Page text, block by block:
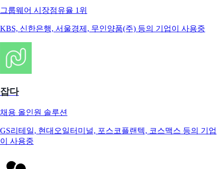
그룹웨어 시장점유율 1위
KBS, 신한은행, 서울경제, 무인양품(주) 등의 기업이 사용중
잡다
채용 올인원 솔루션
GS리테일, 현대오일터미널, 포스코플랜텍, 코스맥스 등의 기업
이 사용중